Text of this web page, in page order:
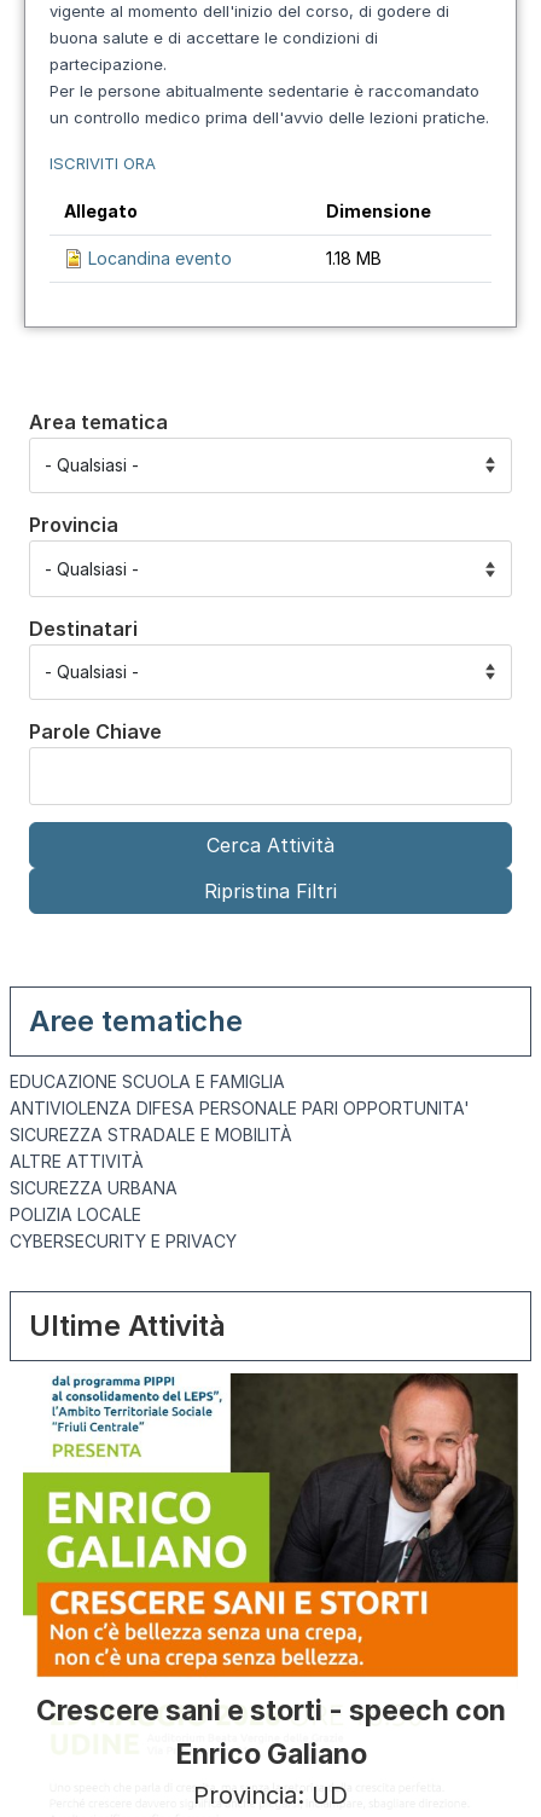
vigente al momento dell'inizio del corso, di godere di
buona salute e di accettare le condizioni di
partecipazione.
Per le persone abitualmente sedentarie è raccomandato
un controllo medico prima dell'avvio delle lezioni pratiche.
ISCRIVITI ORA
Allegato Dimensione
Locandina evento 1.18 MB
Area tematica
Provincia
Destinatari
Parole Chiave
Aree tematiche
EDUCAZIONE SCUOLA E FAMIGLIA
ANTIVIOLENZA DIFESA PERSONALE PARI OPPORTUNITA'
SICUREZZA STRADALE E MOBILITÀ
ALTRE ATTIVITÀ
SICUREZZA URBANA
POLIZIA LOCALE
CYBERSECURITY E PRIVACY
Ultime Attività
Crescere sani e storti - speech con
Enrico Galiano
Provincia: UD